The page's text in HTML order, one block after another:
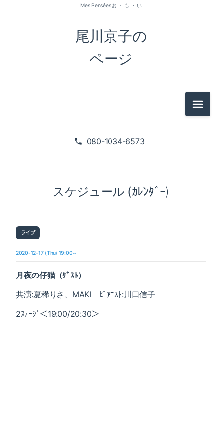
080-1034-6573
尾川京子の
ページ
Mes Pensées お ・ も ・ い
メニュ
スケジュール (ｶﾚﾝﾀﾞｰ)
ライブ
2020-12-17 (Thu) 19:00～
月夜の仔猫（ｹﾞｽﾄ）
共演:夏稀りさ、MAKI ﾋﾟｱﾆｽﾄ:川口信子
2ｽﾃｰｼﾞ＜19:00/20:30＞